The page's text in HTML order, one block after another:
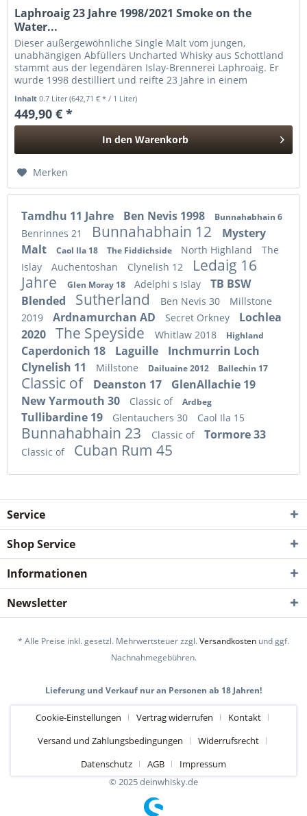
Laphroaig 23 Jahre 1998/2021 Smoke on the
Water...
Dieser außergewöhnliche Single Malt vom jungen,
unabhängigen Abfüllers Uncharted Whisky aus Schottland
stammt aus der legendären Islay-Brennerei Laphroaig. Er
wurde 1998 destilliert und reifte 23 Jahre in einem
Inhalt0.7 Liter(642,71 € * / 1 Liter)
449,90 € *
In den Warenkorb
Merken
Tamdhu 11 Jahre Ben Nevis 1998 Bunnahabhain 6
Benrinnes 21 Bunnahabhain 12
Mystery
Malt
Caol Ila 18 The Fiddichside North Highland
The
Islay
Auchentoshan Clynelish 12
Ledaig 16
Jahre
Glen Moray 18 Adelphi s Islay
TB BSW
Blended
Sutherland Ben Nevis 30
Millstone
2019
Ardnamurchan AD Secret Orkney
Lochlea
2020
The Speyside Whitlaw 2018 Highland
Caperdonich 18 Laguille
Inchmurrin Loch
Clynelish 11
Millstone Dailuaine 2012 Ballechin 17
Classic of Deanston 17
GlenAllachie 19
New Yarmouth 30
Classic of Ardbeg
Tullibardine 19 Glentauchers 30 Caol Ila 15
Bunnahabhain 23 Classic of Tormore 33
Classic of Cuban Rum 45
Service
Shop Service
Informationen
Newsletter
* Alle Preise inkl. gesetzl. Mehrwertsteuer zzgl.Versandkosten und ggf.
Nachnahmegebühren.
Lieferung und Verkauf nur an Personen ab 18 Jahren!
Cookie-Einstellungen Vertrag widerrufen
Kontakt
Versand und Zahlungsbedingungen
Widerrufsrecht
Datenschutz
AGB
Impressum
© 2025 deinwhisky.de